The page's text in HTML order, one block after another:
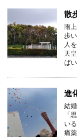
散
雨
歩
人
天
ぱ
進
結
「
い
痛